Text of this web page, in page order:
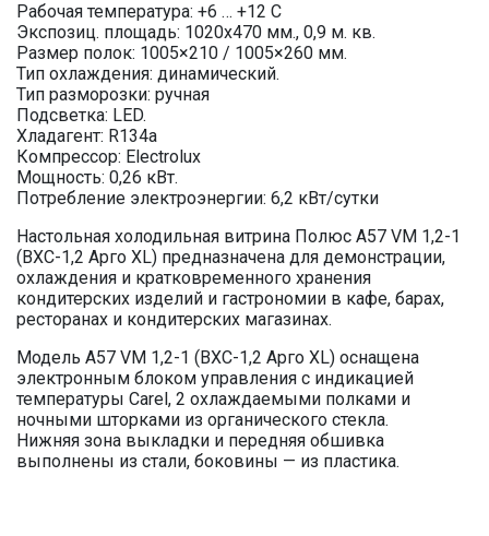
Рабочая температура: +6 … +12 C
Экспозиц. площадь: 1020х470 мм., 0,9 м. кв.
Размер полок: 1005×210 / 1005×260 мм.
Тип охлаждения: динамический.
Тип разморозки: ручная
Подсветка: LED.
Хладагент: R134a
Компрессор: Electrolux
Мощность: 0,26 кВт.
Потребление электроэнергии: 6,2 кВт/сутки
Настольная холодильная витрина Полюс A57 VM 1,2-1
(ВХС-1,2 Арго XL) предназначена для демонстрации,
охлаждения и кратковременного хранения
кондитерских изделий и гастрономии в кафе, барах,
ресторанах и кондитерских магазинах.
Модель A57 VM 1,2-1 (ВХС-1,2 Арго XL) оснащена
электронным блоком управления с индикацией
температуры Carel, 2 охлаждаемыми полками и
ночными шторками из органического стекла.
Нижняя зона выкладки и передняя обшивка
выполнены из стали, боковины — из пластика.